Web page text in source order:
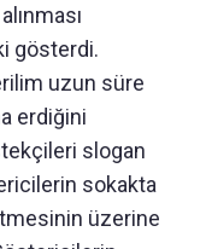
gösterdi.
uzun süre
erdiğini
slogan
sokakta
üzerine